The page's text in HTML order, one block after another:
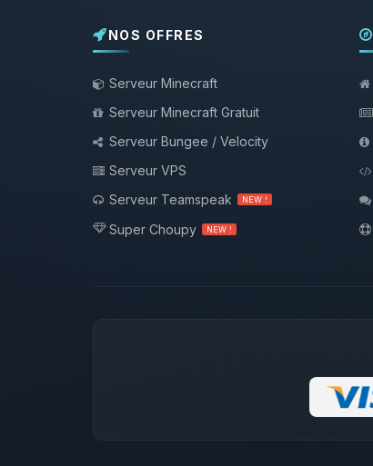
NOS OFFRES
Serveur Minecraft
Serveur Minecraft Gratuit
Serveur Bungee / Velocity
Serveur VPS
Serveur Teamspeak
NEW !
Super Choupy NEW !